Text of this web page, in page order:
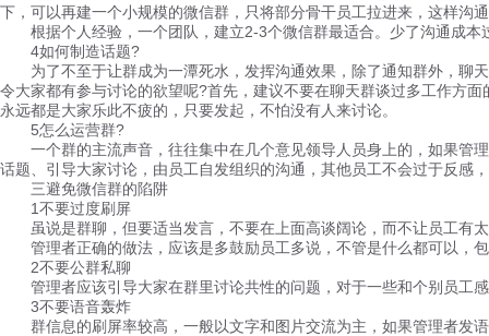
下，可以再建一个小规模的微信群，只将部分骨干员工拉进来，这样沟
根据个人经验，一个团队，建立2-3个微信群最适合。少了沟通成本
4如何制造话题?
为了不至于让群成为一潭死水，发挥沟通效果，除了通知群外，聊
令大家都有参与讨论的欲望呢?首先，建议不要在聊天群谈过多工作方
永远都是大家乐此不疲的，只要发起，不怕没有人来讨论。
5怎么运营群?
一个群的主流声音，往往集中在几个意见领导人员身上的，如果管
话题、引导大家讨论，由员工自发组织的沟通，其他员工不会过于反感
三避免微信群的陷阱
1不要过度刷屏
虽说是群聊，但要适当发言，不要在上面高谈阔论，而不让员工有
管理者正确的做法，应该是多鼓励员工多说，不管是什么都可以，
2不要公群私聊
管理者应该引导大家在群里讨论共性的问题，对于一些和个别员工
3不要语音轰炸
群信息的刷屏率较高，一般以文字和图片交流为主，如果管理者发